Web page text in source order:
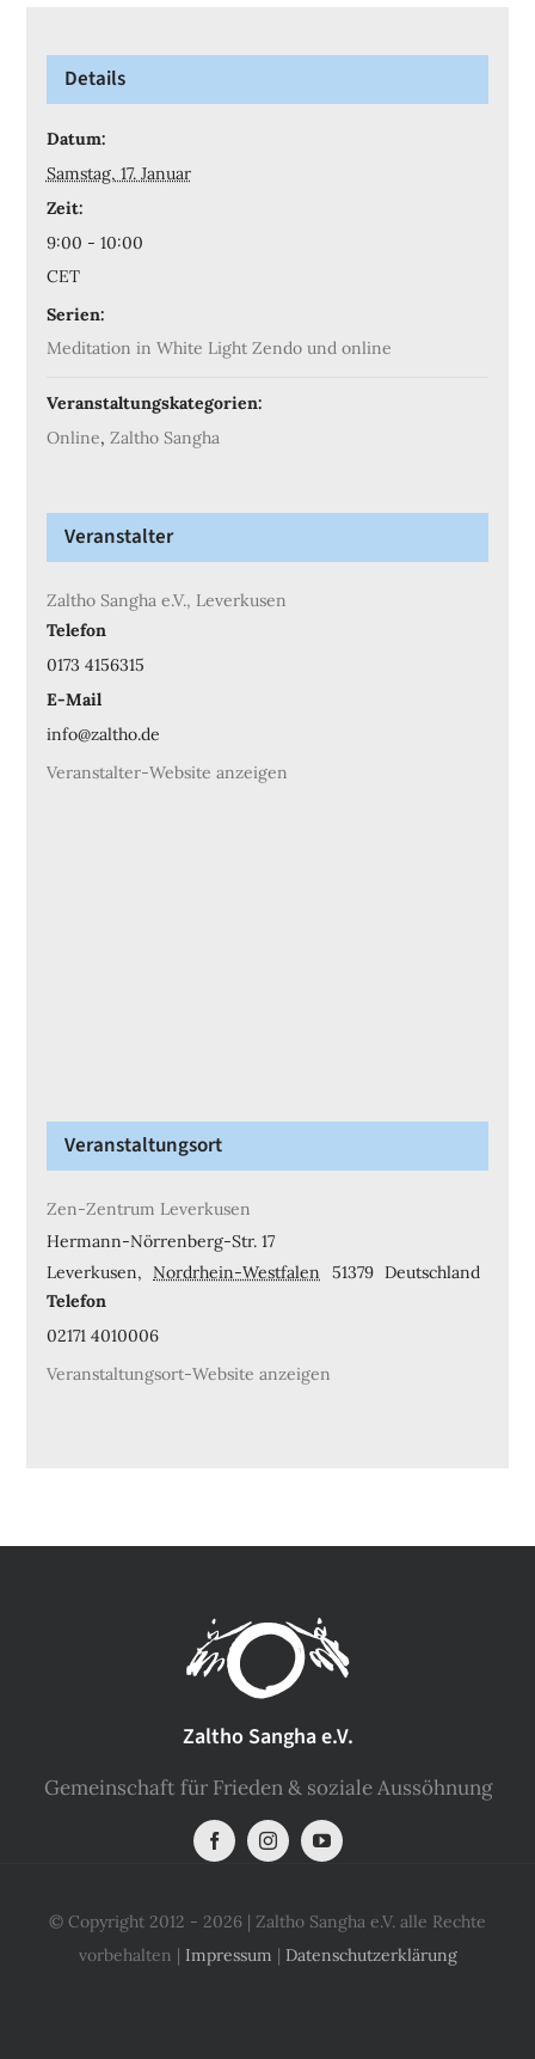
Details
Datum:
Samstag, 17. Januar
Zeit:
9:00 - 10:00
CET
Serien:
Meditation in White Light Zendo und online
Veranstaltungskategorien:
Online, Zaltho Sangha
Veranstalter
Zaltho Sangha e.V., Leverkusen
Telefon
0173 4156315
E-Mail
info@zaltho.de
Veranstalter-Website anzeigen
Veranstaltungsort
Zen-Zentrum Leverkusen
Hermann-Nörrenberg-Str. 17
Leverkusen, Nordrhein-Westfalen 51379 Deutschland
Telefon
02171 4010006
Veranstaltungsort-Website anzeigen
Zaltho Sangha e.V.
Gemeinschaft für Frieden & soziale Aussöhnung
© Copyright 2012 - 2026 | Zaltho Sangha e.V. alle Rechte
vorbehalten | Impressum | Datenschutzerklärung